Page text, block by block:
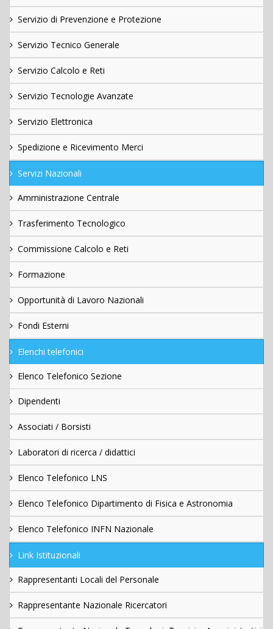
Servizio di Prevenzione e Protezione
Servizio Tecnico Generale
Servizio Calcolo e Reti
Servizio Tecnologie Avanzate
Servizio Elettronica
Spedizione e Ricevimento Merci
Servizi Nazionali
Amministrazione Centrale
Trasferimento Tecnologico
Commissione Calcolo e Reti
Formazione
Opportunità di Lavoro Nazionali
Fondi Esterni
Elenchi telefonici
Elenco Telefonico Sezione
Dipendenti
Associati / Borsisti
Laboratori di ricerca / didattici
Elenco Telefonico LNS
Elenco Telefonico Dipartimento di Fisica e Astronomia
Elenco Telefonico INFN Nazionale
Link Istituzionali
Rappresentanti Locali del Personale
Rappresentante Nazionale Ricercatori